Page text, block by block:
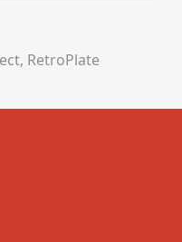
RetroPlate